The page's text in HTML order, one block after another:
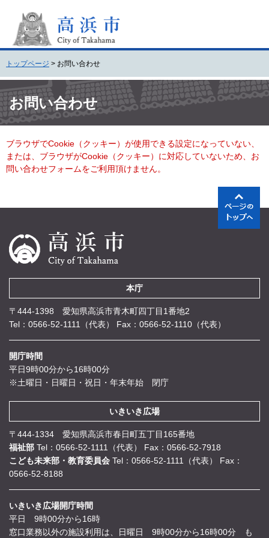
頭
で
す
。
飛
ば
し
て
本
へ
トップページ > お問い合わせ
文 お問い合わせ
ブラウザでCookie（クッキー）が使用できる設定になっていない、
または、ブラウザがCookie（クッキー）に対応していないため、お
問い合わせフォームをご利用頂けません。
本庁
〒444-1398 愛知県高浜市青木町四丁目1番地2
Tel：0566-52-1111（代表）
Fax：0566-52-1110（代表）
開庁時間
平日9時00分から16時00分
※土曜日・日曜日・祝日・年末年始 閉庁
いきいき広場
〒444-1334 愛知県高浜市春日町五丁目165番地
福祉部 Tel：0566-52-1111（代表）
Fax：0566-52-7918
こども未来部・教育委員会 Tel：0566-52-1111（代表）
Fax：
0566-52-8188
いきいき広場開庁時間
平日 9時00分から16時
窓口業務以外の施設利用は、日曜日 9時00分から16時00分 も